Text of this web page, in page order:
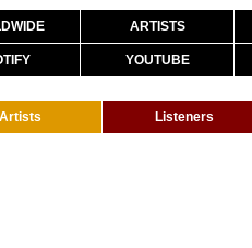
ARTISTS
YOUTUBE
Artists Listeners